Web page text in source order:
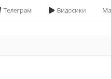
Телеграм Видосики